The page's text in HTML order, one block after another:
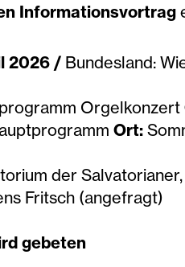
Informationsvortrag
2026 / Bundesland:
Orgelkonzert
Ort:
der
Fritsch (angefragt)
gebeten